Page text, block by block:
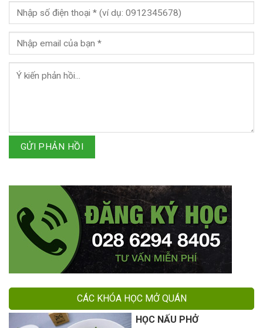
GỬI PHẢN HỒI
CÁC KHÓA HỌC MỞ QUÁN
HỌC NẤU PHỞ